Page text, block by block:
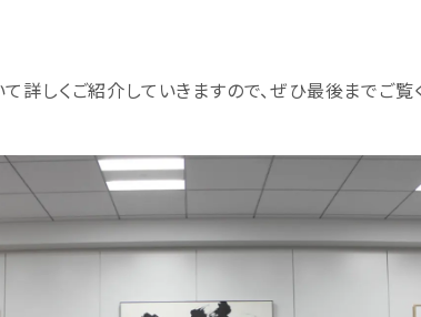
詳しくご紹介していきますので、ぜひ最後までご覧